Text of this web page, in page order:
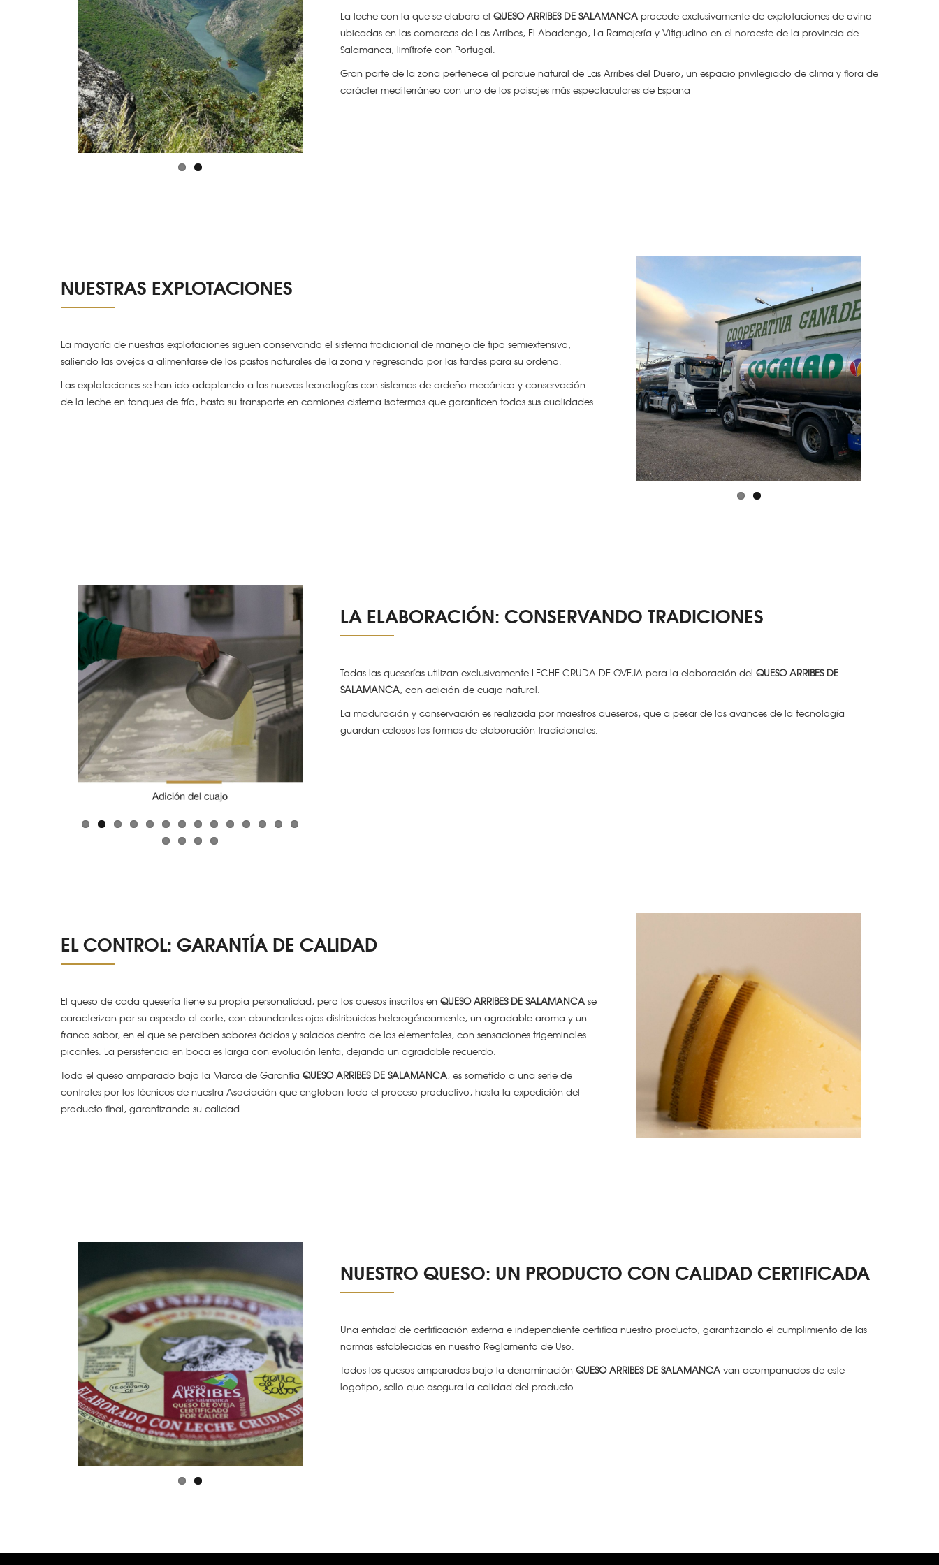
La leche con la que se elabora el QUESO ARRIBES DE SALAMANCA procede exclusivamente de explotaciones de ovino
ubicadas en las comarcas de Las Arribes, El Abadengo, La Ramajería y Vitigudino en el noroeste de la provincia de
Salamanca, limítrofe con Portugal.
Gran parte de la zona pertenece al parque natural de Las Arribes del Duero, un espacio privilegiado de clima y flora de
carácter mediterráneo con uno de los paisajes más espectaculares de España
NUESTRAS EXPLOTACIONES
La mayoría de nuestras explotaciones siguen conservando el sistema tradicional de manejo de tipo semiextensivo,
saliendo las ovejas a alimentarse de los pastos naturales de la zona y regresando por las tardes para su ordeño.
Las explotaciones se han ido adaptando a las nuevas tecnologías con sistemas de ordeño mecánico y conservación
de la leche en tanques de frío, hasta su transporte en camiones cisterna isotermos que garanticen todas sus cualidades.
LA ELABORACIÓN: CONSERVANDO TRADICIONES
Todas las queserías utilizan exclusivamente LECHE CRUDA DE OVEJA para la elaboración del QUESO ARRIBES DE
SALAMANCA, con adición de cuajo natural.
La maduración y conservación es realizada por maestros queseros, que a pesar de los avances de la tecnología
guardan celosos las formas de elaboración tradicionales.
EL CONTROL: GARANTÍA DE CALIDAD
El queso de cada quesería tiene su propia personalidad, pero los quesos inscritos en QUESO ARRIBES DE SALAMANCA se
caracterizan por su aspecto al corte, con abundantes ojos distribuidos heterogéneamente, un agradable aroma y un
franco sabor, en el que se perciben sabores ácidos y salados dentro de los elementales, con sensaciones trigeminales
picantes. La persistencia en boca es larga con evolución lenta, dejando un agradable recuerdo.
Todo el queso amparado bajo la Marca de Garantía QUESO ARRIBES DE SALAMANCA, es sometido a una serie de
controles por los técnicos de nuestra Asociación que engloban todo el proceso productivo, hasta la expedición del
producto final, garantizando su calidad.
NUESTRO QUESO: UN PRODUCTO CON CALIDAD CERTIFICADA
Una entidad de certificación externa e independiente certifica nuestro producto, garantizando el cumplimiento de las
normas establecidas en nuestro Reglamento de Uso.
Todos los quesos amparados bajo la denominación QUESO ARRIBES DE SALAMANCA van acompañados de este
logotipo, sello que asegura la calidad del producto.